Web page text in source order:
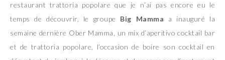
restaurant trattoria popolare que je n’ai pas encore eu le
temps de découvrir, le groupe Big Mamma a inauguré la
semaine dernière Ober Mamma, un mix d’aperitivo cocktail bar
et de trattoria popolare, l’occasion de boire son cocktail en